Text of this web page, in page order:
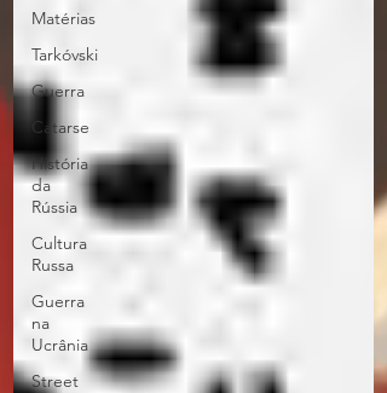
Matérias
Tarkóvski
Guerra
Catarse
História
da
Rússia
Cultura
Russa
Guerra
na
Ucrânia
Street